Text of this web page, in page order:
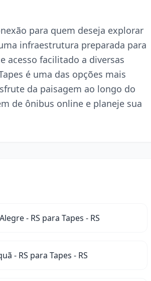
para quem deseja explorar
infraestrutura preparada para
acesso facilitado a diversas
é uma das opções mais
da paisagem ao longo do
de ônibus online e planeje sua
- RS para Tapes - RS
- RS para Tapes - RS